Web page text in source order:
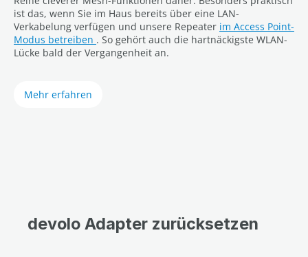
ist das, wenn Sie im Haus bereits über eine LAN-
Verkabelung verfügen und unsere Repeater im Access Point-
Modus betreiben . So gehört auch die hartnäckigste WLAN-
Lücke bald der Vergangenheit an.
Mehr erfahren
devolo Adapter zurücksetzen